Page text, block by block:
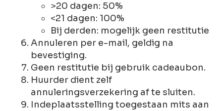
>20 dagen: 50%
<21 dagen: 100%
Bij derden: mogelijk geen restitutie
Annuleren per e-mail, geldig na
bevestiging.
Geen restitutie bij gebruik cadeaubon.
Huurder dient zelf
annuleringsverzekering af te sluiten.
Indeplaatsstelling toegestaan mits aan